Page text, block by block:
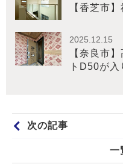
【香芝市
2025.12.15
【奈良市
トD50が入
次の記事
一